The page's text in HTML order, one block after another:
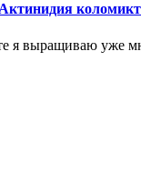
я выращиваю уже